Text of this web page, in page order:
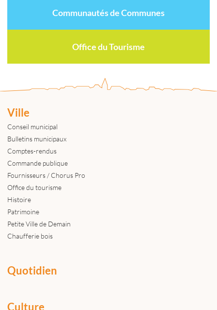
Communautés de Communes
Office du Tourisme
Ville
Conseil municipal
Bulletins municipaux
Comptes-rendus
Commande publique
Fournisseurs / Chorus Pro
Office du tourisme
Histoire
Patrimoine
Petite Ville de Demain
Chaufferie bois
Quotidien
Culture